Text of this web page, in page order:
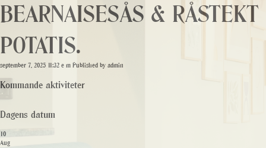
BEARNAISESÅS & RÅSTEKT
POTATIS.
september 7, 2025 11:32 e m Published by admin
Kommande aktiviteter
Dagens datum
10
Aug